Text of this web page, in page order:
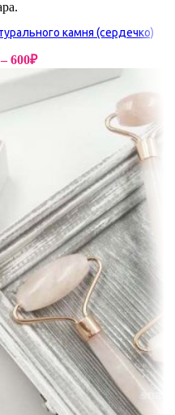
камня (сердечко)
600₽